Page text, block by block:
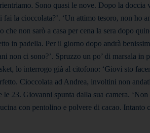
Sono quasi le nove. Dopo la doccia
la cioccolata?’. ‘Un attimo tesoro, non ho
non sarò a casa per cena la sera dopo
in padella. Per il giorno dopo andrà
non ci sono?’. Spruzzo un po’ di marsala in
lo interrogo già al citofono: ‘Giovi sto
Cioccolata ad Andrea, involtini non
le 23. Giovanni spunta dalla sua camera.
con pentolino e polvere di cacao. Intanto